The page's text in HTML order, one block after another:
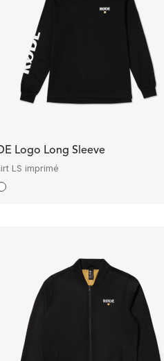
Logo Long Sleeve
LS imprimé